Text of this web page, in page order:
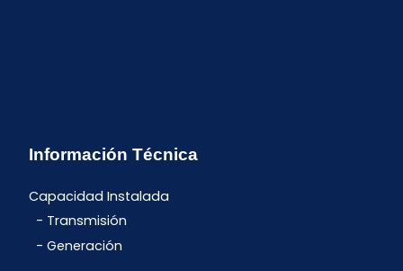
Información Técnica
Capacidad Instalada
Transmisión
Generación